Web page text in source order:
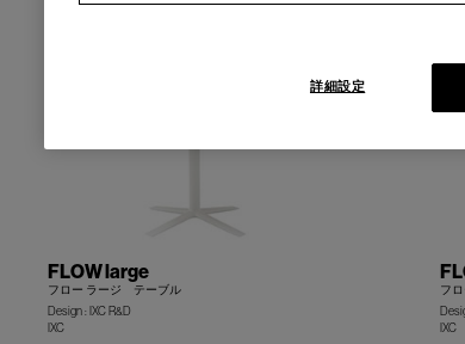
FLOW large
フロー ラージ テーブル
Design : IXC R&D
IXC
フ
IXC
詳細設定